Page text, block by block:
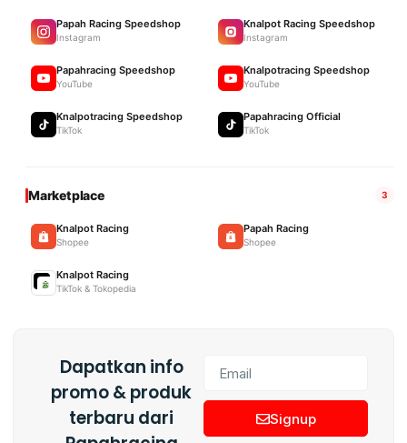
Papah Racing Speedshop
Instagram
Knalpot Racing Speedshop
Instagram
Papahracing Speedshop
YouTube
Knalpotracing Speedshop
YouTube
Knalpotracing Speedshop
TikTok
Papahracing Official
TikTok
Marketplace 3
Knalpot Racing
Shopee
Papah Racing
Shopee
Knalpot Racing
TikTok & Tokopedia
Dapatkan info
promo & produk
terbaru dari
Signup